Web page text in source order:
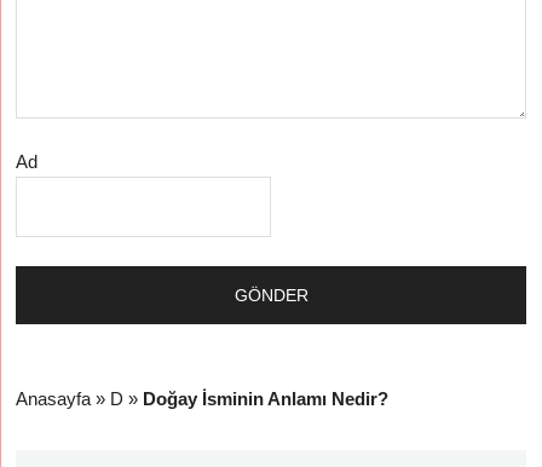
Ad
Anasayfa » D » Doğay İsminin Anlamı Nedir?